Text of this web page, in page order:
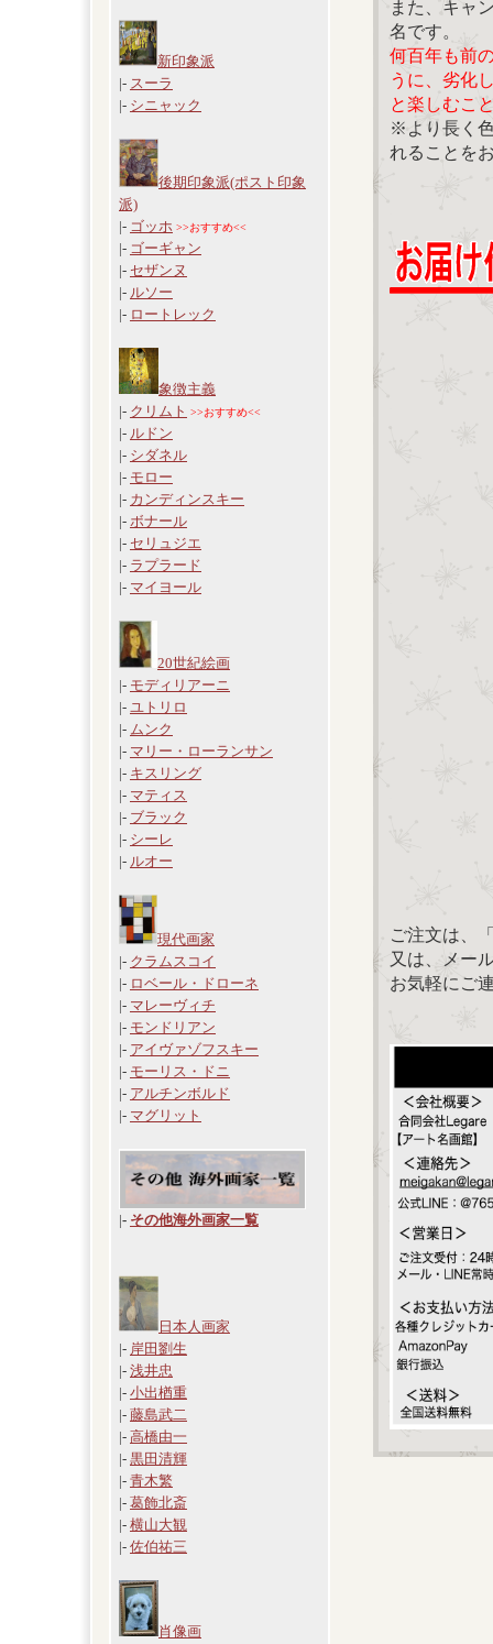
新印象派
|- スーラ
|- シニャック
後期印象派(ポスト印象
派)
|- ゴッホ >>おすすめ<<
|- ゴーギャン
|- セザンヌ
|- ルソー
|- ロートレック
象徴主義
|- クリムト >>おすすめ<<
|- ルドン
|- シダネル
|- モロー
|- カンディンスキー
|- ボナール
|- セリュジエ
|- ラプラード
|- マイヨール
20世紀絵画
|- モディリアーニ
|- ユトリロ
|- ムンク
|- マリー・ローランサン
|- キスリング
|- マティス
|- ブラック
|- シーレ
|- ルオー
現代画家
|- クラムスコイ
|- ロベール・ドローネ
|- マレーヴィチ
|- モンドリアン
|- アイヴァゾフスキー
|- モーリス・ドニ
|- アルチンボルド
|- マグリット
|- その他海外画家一覧
日本人画家
|- 岸田劉生
|- 浅井忠
|- 小出楢重
|- 藤島武二
|- 高橋由一
|- 黒田清輝
|- 青木繁
|- 葛飾北斎
|- 横山大観
|- 佐伯祐三
肖像画
また、キャ
名です。
何百年も前
うに、劣化
と楽しむこ
※より長く
れることを
ご注文は、
又は、メー
お気軽にご